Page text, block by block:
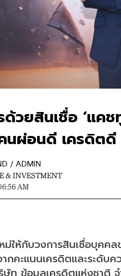
ยสินเชื่อ ‘แคชทู
นผ่อนดี เครดิต
/ ADMIN
& INVESTMENT
AM
ม่ให้กับวงการสินเชื่อบุค
กคะแนนเครดิตและระดับ
ข้อมูลเครดิตแห่งชาติ จ